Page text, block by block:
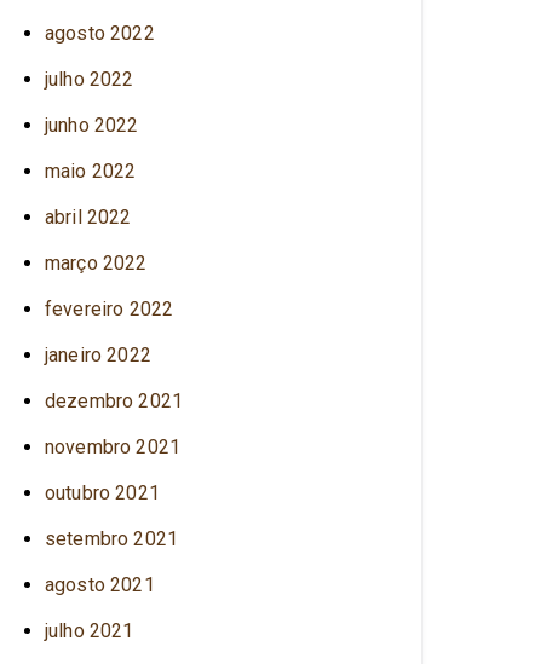
agosto 2022
julho 2022
junho 2022
maio 2022
abril 2022
março 2022
fevereiro 2022
janeiro 2022
dezembro 2021
novembro 2021
outubro 2021
setembro 2021
agosto 2021
julho 2021